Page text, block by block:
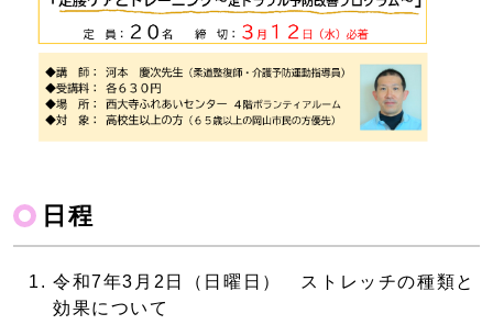
日程
令和7年3月2日（日曜日） ストレッチの種類と
効果について